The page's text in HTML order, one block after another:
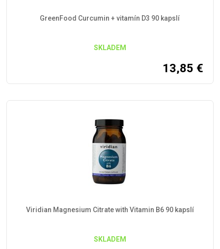
GreenFood Curcumin + vitamín D3 90 kapslí
SKLADEM
13,85 €
Viridian Magnesium Citrate with Vitamin B6 90 kapslí
SKLADEM